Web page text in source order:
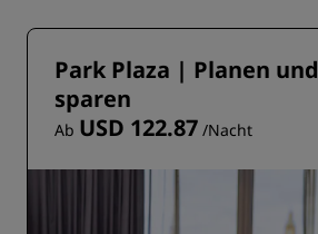
Park Plaza | Planen und
sparen
Ab USD 122.87 /Nacht